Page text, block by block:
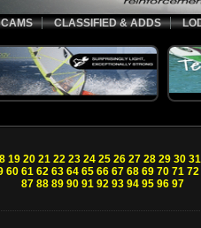
CLASSIFIED & ADDS
19 20 21 22 23 24 25 26 27 28 29 30 31
60 61 62 63 64 65 66 67 68 69 70 71 72
87 88 89 90 91 92 93 94 95 96 97